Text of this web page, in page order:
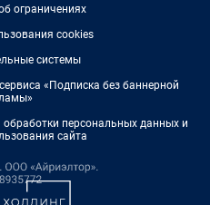
ограничениях
cookies
системы
«Подписка без баннерной
персональных данных и
сайта